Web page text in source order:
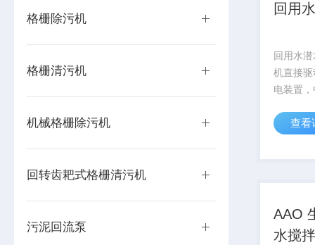
格栅除污机
格栅清污机
机械格栅除污机
回转齿耙式格栅清污机
污泥回流泵
回用
回用水
机直接
电装置
污水处
池；推
查看
AAO
水搅